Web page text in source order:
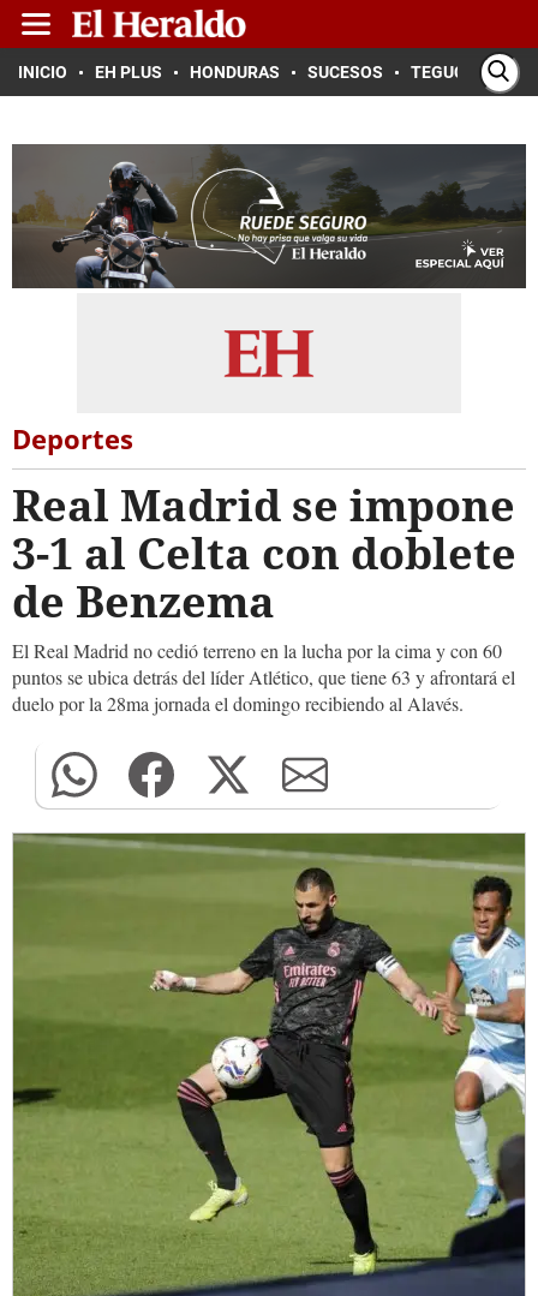
INICIO EH PLUS HONDURAS SUCESOS TEGUCIGALPA
Deportes
Real Madrid se impone
3-1 al Celta con doblete
de Benzema
El Real Madrid no cedió terreno en la lucha por la cima y con 60
puntos se ubica detrás del líder Atlético, que tiene 63 y afrontará el
duelo por la 28ma jornada el domingo recibiendo al Alavés.